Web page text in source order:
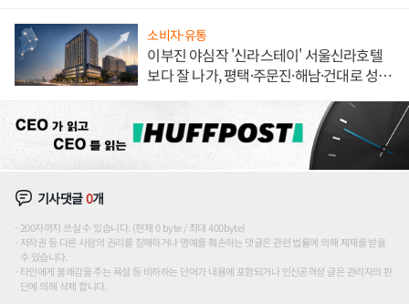
소비자·유통
이부진 야심작 '신라스테이' 서울신라호텔
보다 잘 나가, 평택·주문진·해남·건대로 성
기사댓글0개
200자까지 쓰실 수 있습니다. (현재 0 byte / 최대 400byte)
저작권 등 다른 사람의 권리를 침해하거나 명예를 훼손하는 댓글은 관련 법률에 의해 제재를 받을
수 있습니다.
타인에게 불쾌감을 주는 욕설 등 비하하는 단어가 내용에 포함되거나 인신공격성 글은 관리자의 판
단에 의해 삭제 합니다.